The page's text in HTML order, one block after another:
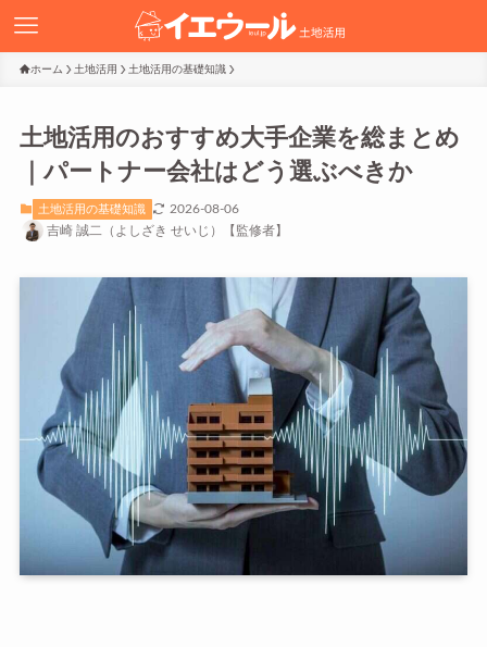
ホーム 土地活用 土地活用の基礎知識
土地活用のおすすめ大手企業を総まとめ
｜パートナー会社はどう選ぶべきか
土地活用の基礎知識
2026-08-06
吉崎 誠二（よしざき せいじ）【監修者】